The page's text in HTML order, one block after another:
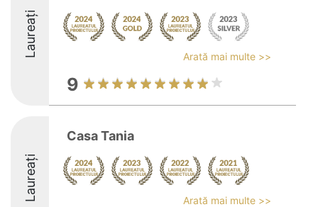
Laureați Arată mai multe >>
9
Laureați
Casa Tania
Arată mai multe >>